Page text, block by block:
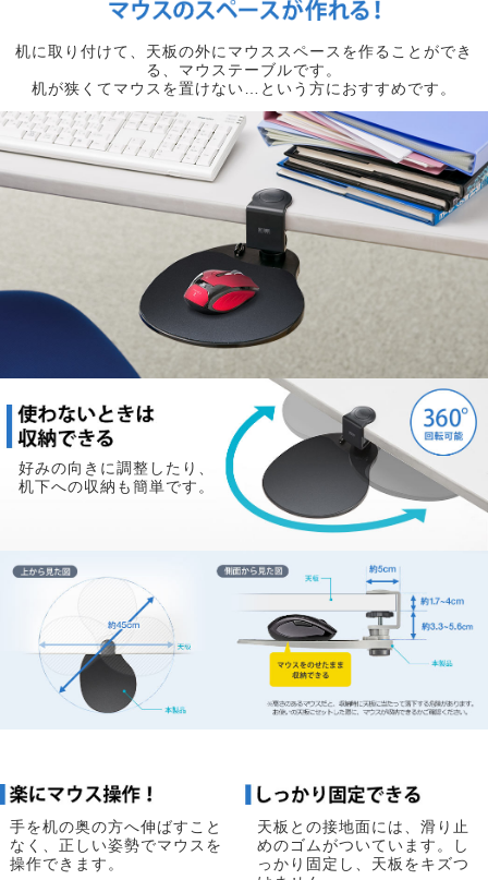
机に取り付けて、天板の外にマウススペースを作ることができ
る、マウステーブルです。
机が狭くてマウスを置けない…という方におすすめです。
好みの向きに調整したり、
机下への収納も簡単です。
手を机の奥の方へ伸ばすこと
なく、正しい姿勢でマウスを
操作できます。
天板との接地面には、滑り止
めのゴムがついています。し
っかり固定し、天板をキズつ